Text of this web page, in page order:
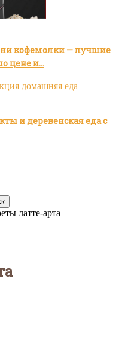
кофемолки — лучшие
цене и…
и деревенская еда с
латте-арта